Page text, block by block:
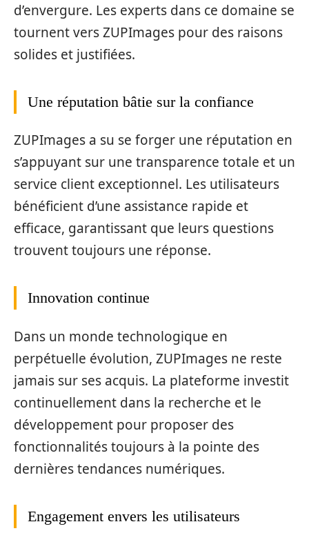
d’envergure. Les experts dans ce domaine se
tournent vers ZUPImages pour des raisons
solides et justifiées.
Une réputation bâtie sur la confiance
ZUPImages a su se forger une réputation en
s’appuyant sur une transparence totale et un
service client exceptionnel. Les utilisateurs
bénéficient d’une assistance rapide et
efficace, garantissant que leurs questions
trouvent toujours une réponse.
Innovation continue
Dans un monde technologique en
perpétuelle évolution, ZUPImages ne reste
jamais sur ses acquis. La plateforme investit
continuellement dans la recherche et le
développement pour proposer des
fonctionnalités toujours à la pointe des
dernières tendances numériques.
Engagement envers les utilisateurs